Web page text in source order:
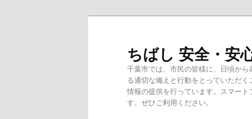
ちばし 安全・安
千葉市では、市民の皆様に、日頃か
る適切な備えと行動をとっていただ
情報の提供を行っています。スマー
す。ぜひご利用ください。